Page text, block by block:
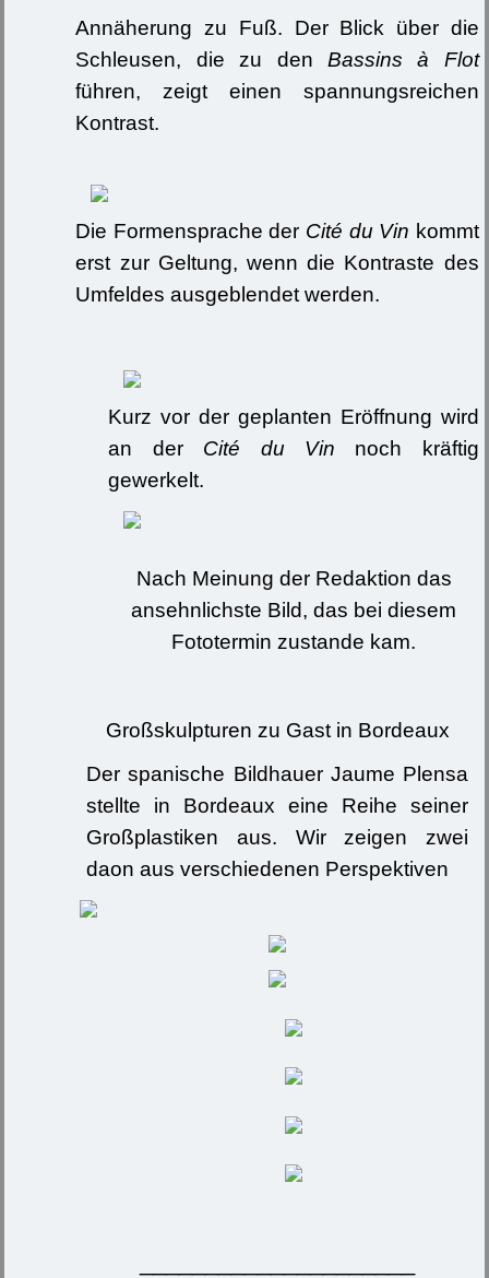
Annäherung zu Fuß. Der Blick über die
Schleusen, die zu den Bassins à Flot
führen, zeigt einen spannungsreichen
Kontrast.
Die Formensprache der Cité du Vin kommt
erst zur Geltung, wenn die Kontraste des
Umfeldes ausgeblendet werden.
Kurz vor der geplanten Eröffnung wird
an der Cité du Vin noch kräftig
gewerkelt.
Nach Meinung der Redaktion das
ansehnlichste Bild, das bei diesem
Fototermin zustande kam.
Großskulpturen zu Gast in Bordeaux
Der spanische Bildhauer Jaume Plensa
stellte in Bordeaux eine Reihe seiner
Großplastiken aus. Wir zeigen zwei
daon aus verschiedenen Perspektiven